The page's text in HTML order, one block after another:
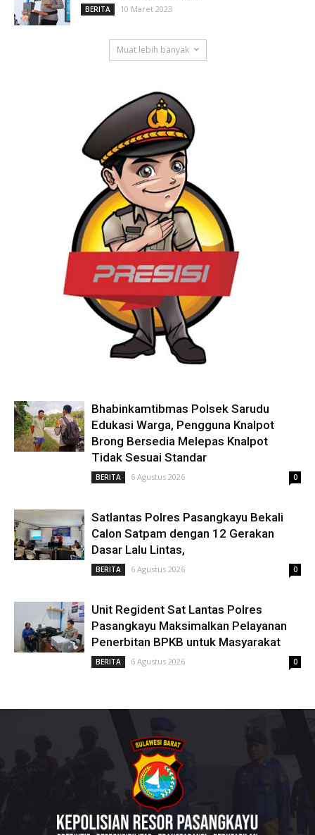
BERITA 10 Maret 2023
Muat lebih banyak
Bhabinkamtibmas Polsek Sarudu
Edukasi Warga, Pengguna Knalpot
Brong Bersedia Melepas Knalpot
Tidak Sesuai Standar
BERITA 6 Agustus 2026 0
Satlantas Polres Pasangkayu Bekali
Calon Satpam dengan 12 Gerakan
Dasar Lalu Lintas,
BERITA 6 Agustus 2026 0
Unit Regident Sat Lantas Polres
Pasangkayu Maksimalkan Pelayanan
Penerbitan BPKB untuk Masyarakat
BERITA 6 Agustus 2026 0